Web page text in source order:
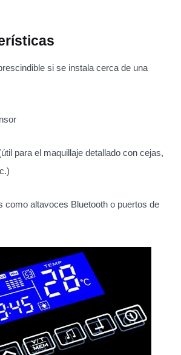
si se instala cerca de una
para el maquillaje detallado con cejas,
como altavoces Bluetooth o puertos de